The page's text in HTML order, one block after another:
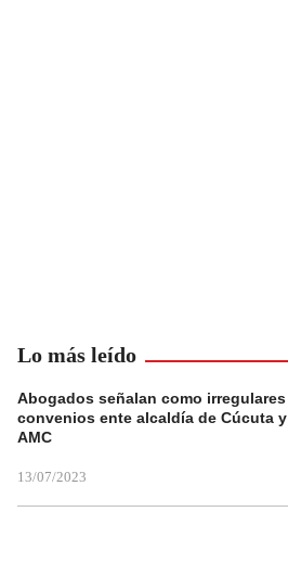
Lo más leído
Abogados señalan como irregulares
convenios ente alcaldía de Cúcuta y
AMC
13/07/2023